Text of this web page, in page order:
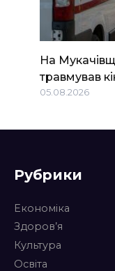
На
травмував
05.08.2026
Рубрики
Економіка
Здоров’я
Культура
Освіта